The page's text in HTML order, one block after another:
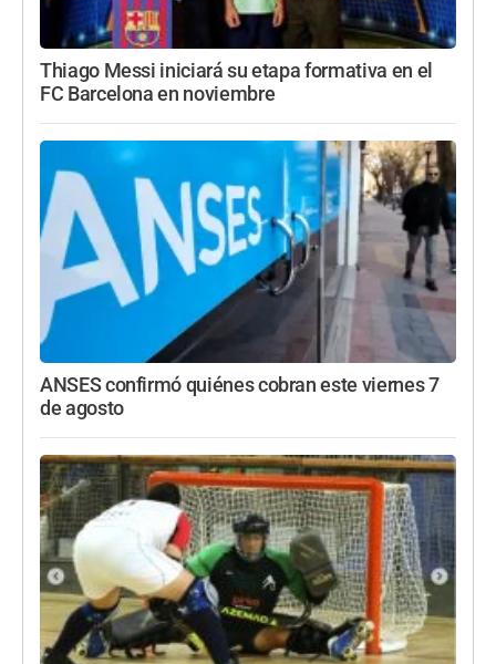
Thiago Messi iniciará su etapa formativa en el
FC Barcelona en noviembre
ANSES confirmó quiénes cobran este viernes 7
de agosto